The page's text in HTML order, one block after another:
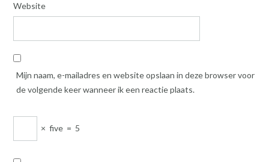
Website
Mijn naam, e-mailadres en website opslaan in deze browser voor
de volgende keer wanneer ik een reactie plaats.
× five = 5